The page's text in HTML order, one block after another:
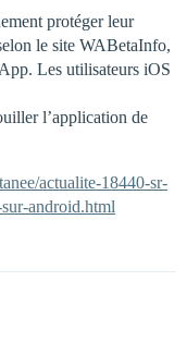
protéger leur
le site WABetaInfo,
Les utilisateurs iOS
l’application de
actualite-18440-sr-
android.html